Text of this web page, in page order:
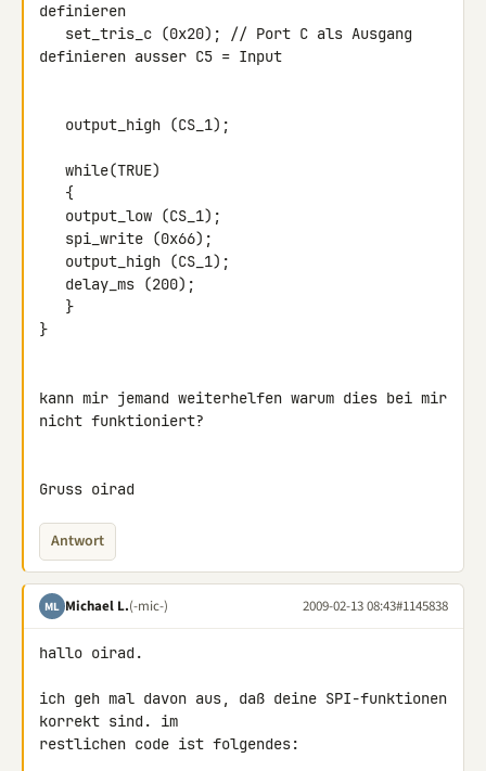
definieren
definieren ausser C5 = Input
}
kann mir jemand weiterhelfen warum dies bei mir
nicht funktioniert?
Gruss oirad
Antwort
ML Michael L.(-mic-) 2009-02-13 08:43#1145838
hallo oirad.
ich geh mal davon aus, daß deine SPI-funktionen
korrekt sind. im
restlichen code ist folgendes: